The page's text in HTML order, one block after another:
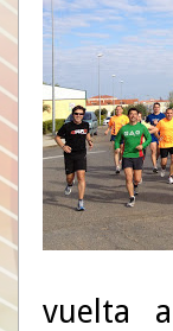
vuelta